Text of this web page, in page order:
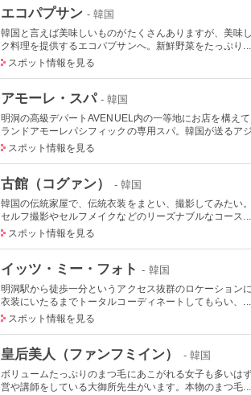
エコパプサン - 韓国
韓国と言えば美味しいものがたくさんありますが、美味
ク料理を提供するエコパプサンへ。新鮮野菜をたっぷり...
スポット情報を見る
アモーレ・スパ - 韓国
明洞の高級デパートAVENUEL内の一等地にお店を構え
ランドアモーレパシフィックの専用スパ。韓国が送るア
スポット情報を見る
古館（コグァン） - 韓国
韓国の伝統家屋で、伝統衣装をまとい、撮影してみたい
セルフ撮影やセルフメイクなどのリーズナブルなコース...
スポット情報を見る
イッツ・ミー・フォト - 韓国
明洞駅から徒歩一分というアクセス抜群のロケーション
衣装にいたるまでトータルコーディネートしてもらい、...
スポット情報を見る
皇后美人（ファンフミイン） - 韓国
ボリュームたっぷりのまつ毛にあこがれる女子も多いは
営や講師をしている大御所先生がいます。本物のまつ毛...